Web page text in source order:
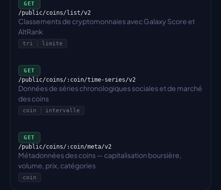
GET
/public/coins/list/v2
Classements de cryptomonnaies avec Galaxy Score et
AltRank
tri limite
GET
/public/coins/:coin/time-series/v2
Données de séries chronologiques sociales et de marché
des coins
coin intervalle
GET
/public/coins/:coin/meta/v2
Métadonnées des coins — capitalisation boursière,
volume, prix, catégories
coin